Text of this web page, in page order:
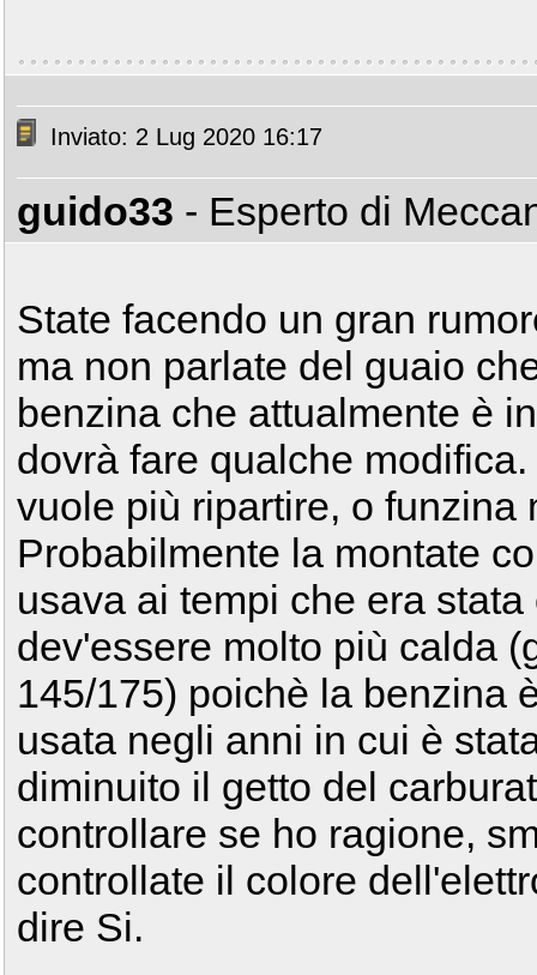
Inviato: 2 Lug 2020 16:17
guido33 - Esperto di
State facendo un gran
ma non parlate del guaio
benzina che attualmente è
dovrà fare qualche
vuole più ripartire, o funzina
Probabilmente la montate
usava ai tempi che era
dev'essere molto più calda
145/175) poichè la benzina
usata negli anni in cui è
diminuito il getto del
controllare se ho ragione,
controllate il colore
dire Si.